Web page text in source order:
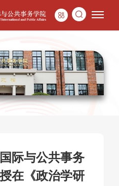
际与公共事务
在《政治学研